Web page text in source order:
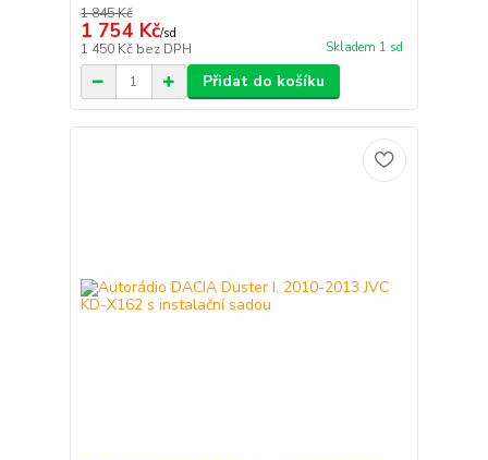
1 845 Kč
1 754 Kč/sd
1 450 Kč bez DPH Skladem 1 sd
Přidat do košíku